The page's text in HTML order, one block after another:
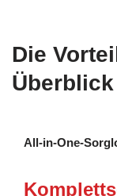
Die
Überblick
All-in-One-